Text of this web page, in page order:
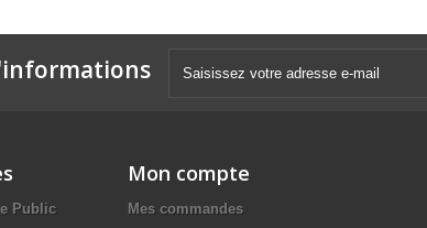
Public
Mon compte
Mes commandes